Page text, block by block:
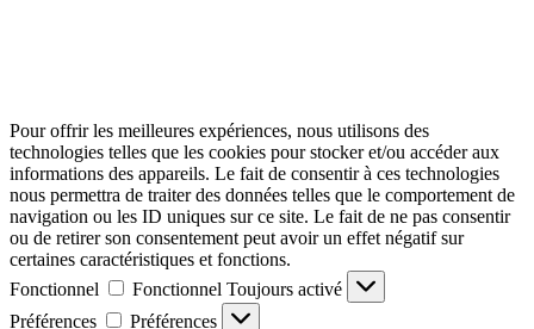
Pour offrir les meilleures expériences, nous utilisons des
technologies telles que les cookies pour stocker et/ou accéder aux
informations des appareils. Le fait de consentir à ces technologies
nous permettra de traiter des données telles que le comportement de
navigation ou les ID uniques sur ce site. Le fait de ne pas consentir
ou de retirer son consentement peut avoir un effet négatif sur
certaines caractéristiques et fonctions.
Fonctionnel
Fonctionnel Toujours activé
Préférences
Préférences